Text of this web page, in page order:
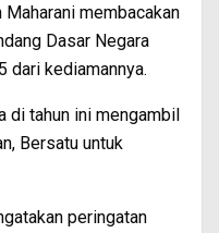
membacakan
Dasar Negara
dari kediamannya.
di tahun ini mengambil
Bersatu untuk
peringatan